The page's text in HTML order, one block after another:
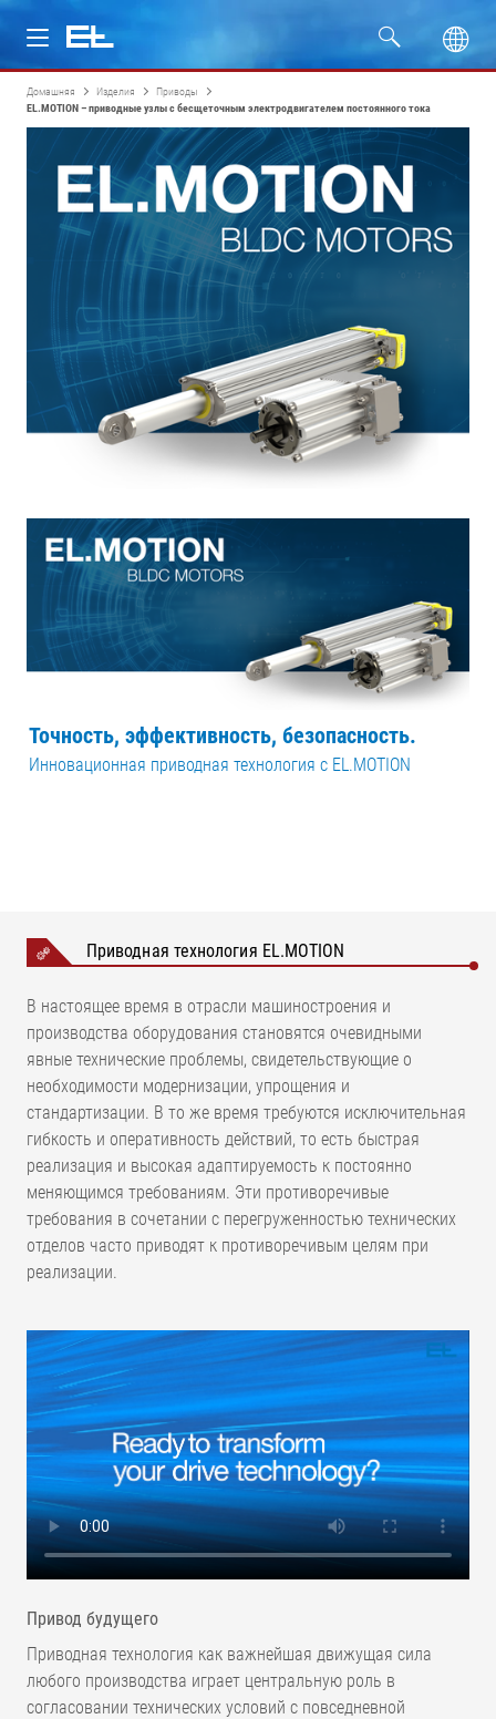
Изделия
Отрасли
Сервис
Компания
Домашняя Изделия
Приводы
EL.MOTION – приводные узлы с бесщеточным электродвигателем постоянного тока
Точность, эффективность, безопасность.
Инновационная приводная технология с EL.MOTION
Приводная технология EL.MOTION
В настоящее время в отрасли машиностроения и
производства оборудования становятся очевидными
явные технические проблемы, свидетельствующие о
необходимости модернизации, упрощения и
стандартизации. В то же время требуются исключительная
гибкость и оперативность действий, то есть быстрая
реализация и высокая адаптируемость к постоянно
меняющимся требованиям. Эти противоречивые
требования в сочетании с перегруженностью технических
отделов часто приводят к противоречивым целям при
реализации.
Привод будущего
Приводная технология как важнейшая движущая сила
любого производства играет центральную роль в
согласовании технических условий с повседневной